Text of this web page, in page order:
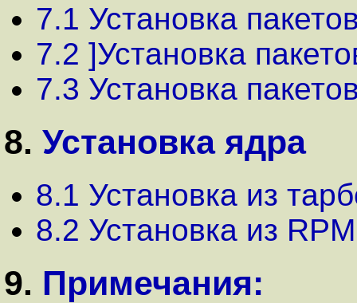
7.1 Установка
7.2 ]Установка
7.3 Установка
8. Установка ядра
8.1 Установка из
8.2 Установка из RPM
9. Примечания: